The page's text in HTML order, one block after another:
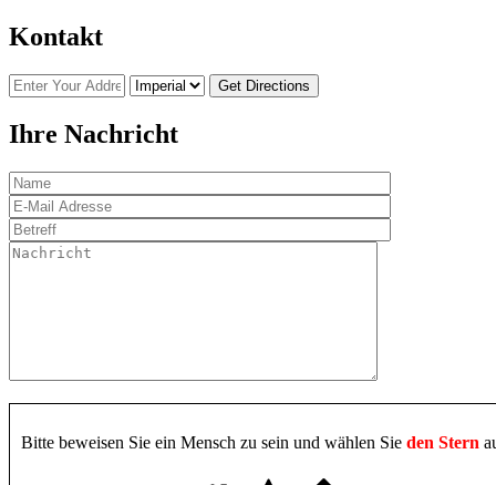
Kontakt
Ihre Nachricht
Bitte beweisen Sie ein Mensch zu sein und wählen Sie den Stern